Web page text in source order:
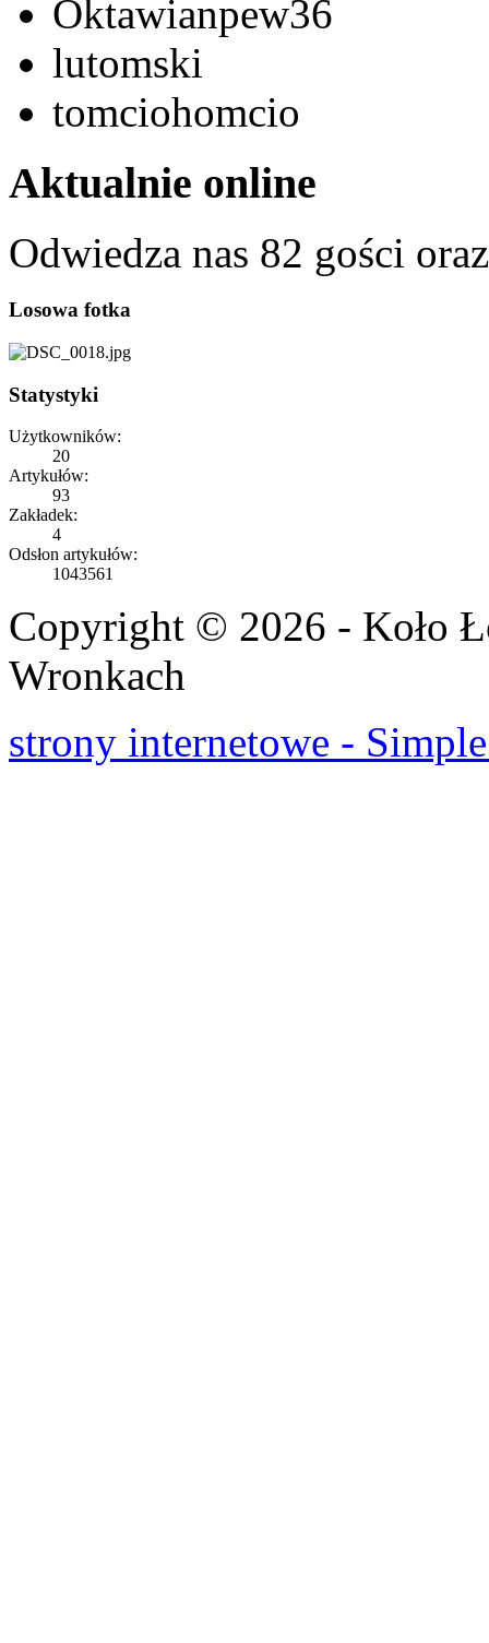
Oktawianpew36
lutomski
tomciohomcio
Aktualnie online
Odwiedza nas 82 gości
Losowa fotka
Statystyki
Użytkowników:
20
Artykułów:
93
Zakładek:
4
Odsłon artykułów:
1043561
Copyright © 2026 - Koło
Wronkach
strony internetowe -